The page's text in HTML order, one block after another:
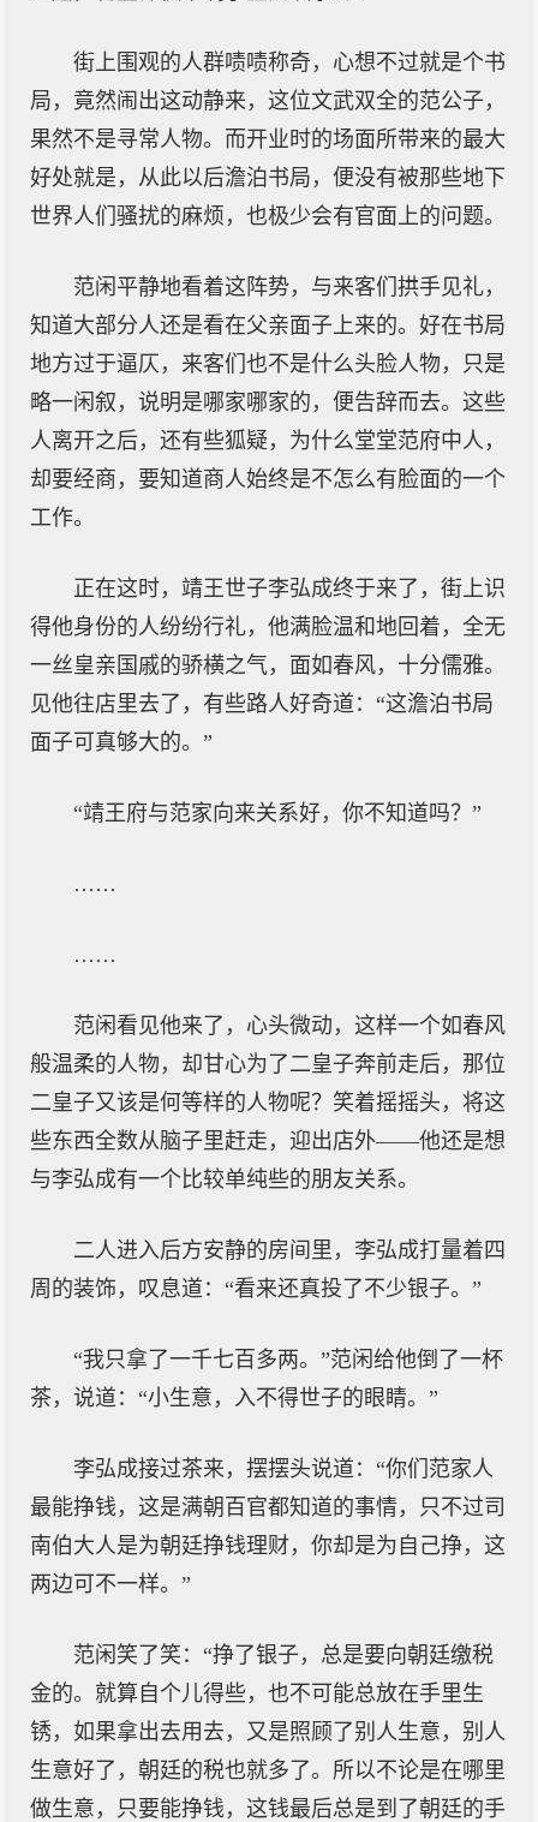
街上围观的人群啧啧称奇，心想不过就是个书
局，竟然闹出这动静来，这位文武双全的范公子，
果然不是寻常人物。而开业时的场面所带来的最大
好处就是，从此以后澹泊书局，便没有被那些地下
世界人们骚扰的麻烦，也极少会有官面上的问题。
范闲平静地看着这阵势，与来客们拱手见礼，
知道大部分人还是看在父亲面子上来的。好在书局
地方过于逼仄，来客们也不是什么头脸人物，只是
略一闲叙，说明是哪家哪家的，便告辞而去。这些
人离开之后，还有些狐疑，为什么堂堂范府中人，
却要经商，要知道商人始终是不怎么有脸面的一个
工作。
正在这时，靖王世子李弘成终于来了，街上识
得他身份的人纷纷行礼，他满脸温和地回着，全无
一丝皇亲国戚的骄横之气，面如春风，十分儒雅。
见他往店里去了，有些路人好奇道：“这澹泊书局
面子可真够大的。”
“靖王府与范家向来关系好，你不知道吗？”
……
……
范闲看见他来了，心头微动，这样一个如春风
般温柔的人物，却甘心为了二皇子奔前走后，那位
二皇子又该是何等样的人物呢？笑着摇摇头，将这
些东西全数从脑子里赶走，迎出店外——他还是想
与李弘成有一个比较单纯些的朋友关系。
二人进入后方安静的房间里，李弘成打量着四
周的装饰，叹息道：“看来还真投了不少银子。”
“我只拿了一千七百多两。”范闲给他倒了一杯
茶，说道：“小生意，入不得世子的眼睛。”
李弘成接过茶来，摆摆头说道：“你们范家人
最能挣钱，这是满朝百官都知道的事情，只不过司
南伯大人是为朝廷挣钱理财，你却是为自己挣，这
两边可不一样。”
范闲笑了笑：“挣了银子，总是要向朝廷缴税
金的。就算自个儿得些，也不可能总放在手里生
锈，如果拿出去用去，又是照顾了别人生意，别人
生意好了，朝廷的税也就多了。所以不论是在哪里
做生意，只要能挣钱，这钱最后总是到了朝廷的手